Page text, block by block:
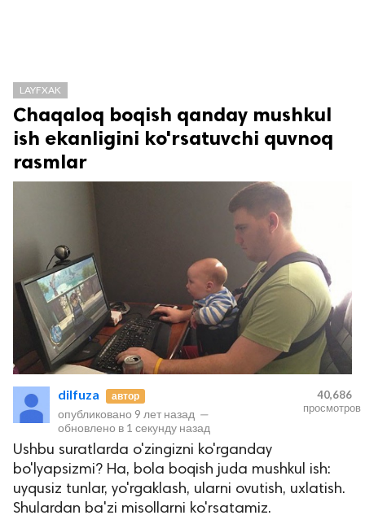
LAYFXAK
Chaqaloq boqish qanday mushkul
ish ekanligini ko'rsatuvchi quvnoq
rasmlar
dilfuza автор
опубликовано 9 лет назад —
обновлено в 1 секунду назад
40,686
просмотров
Ushbu suratlarda o'zingizni ko'rganday
bo'lyapsizmi? Ha, bola boqish juda mushkul ish:
uyqusiz tunlar, yo'rgaklash, ularni ovutish, uxlatish.
Shulardan ba'zi misollarni ko'rsatamiz.